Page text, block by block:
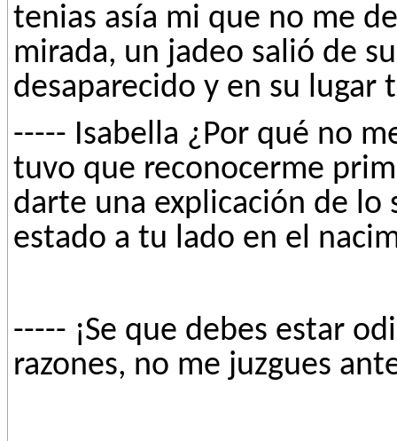
tenias asía mi que no me
mirada, un jadeo salió de
desaparecido y en su lugar
----- Isabella ¿Por qué no
tuvo que reconocerme
darte una explicación de
estado a tu lado en el
----- ¡Se que debes estar
razones, no me juzgues